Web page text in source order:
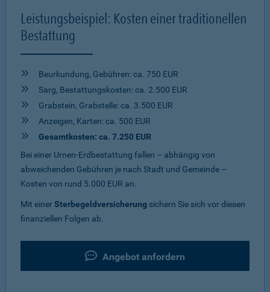
Leistungsbeispiel: Kosten einer traditionellen
Bestattung
Beurkundung, Gebühren: ca. 750 EUR
Sarg, Bestattungskosten: ca. 2.500 EUR
Grabstein, Grabstelle: ca. 3.500 EUR
Anzeigen, Karten: ca. 500 EUR
Gesamtkosten: ca. 7.250 EUR
Bei einer Urnen-Erdbestattung fallen – abhängig von
abweichenden Gebühren je nach Stadt und Gemeinde –
Kosten von rund 5.000 EUR an.
Mit einerSterbegeldversicherung sichern Sie sich vor diesen
finanziellen Folgen ab.
Angebot anfordern